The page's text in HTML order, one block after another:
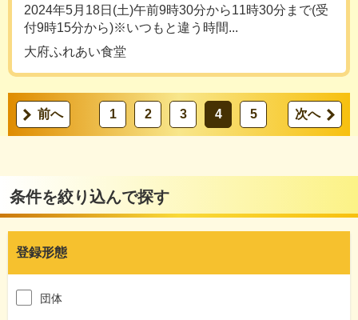
2024年5月18日(土)午前9時30分から11時30分まで(受
付9時15分から)※いつもと違う時間...
大府ふれあい食堂
前へ 1 2 3 4 5 次へ
条件を絞り込んで探す
登録形態
団体